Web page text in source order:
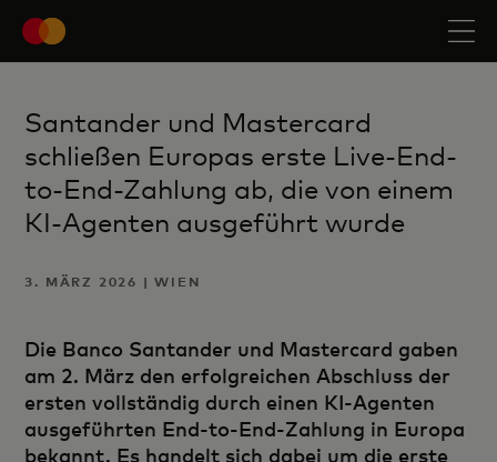
Santander und Mastercard
schließen Europas erste Live-End-
to-End-Zahlung ab, die von einem
KI-Agenten ausgeführt wurde
3. MÄRZ 2026 | WIEN
Die Banco Santander und Mastercard gaben
am 2. März den erfolgreichen Abschluss der
ersten vollständig durch einen KI-Agenten
ausgeführten End-to-End-Zahlung in Europa
bekannt. Es handelt sich dabei um die erste